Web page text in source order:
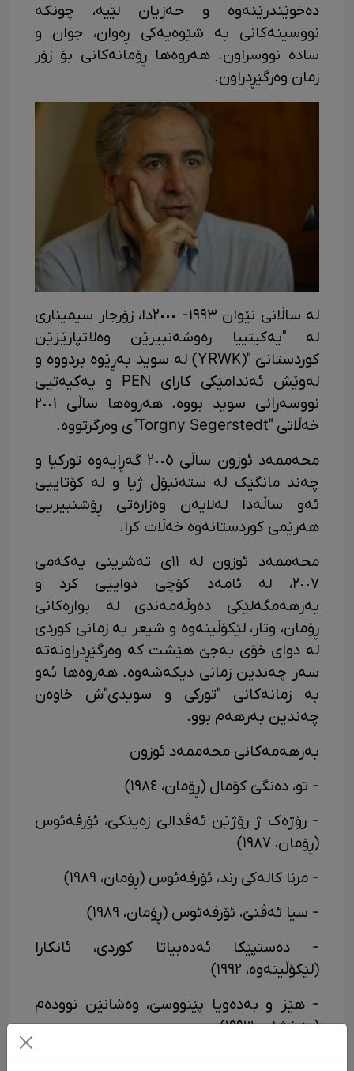
دەخوێندرێنەوە و حەزیان لێیە، چونکە
نووسینەکانی بە شێوەیەکی ڕەوان، جوان و
سادە نووسراون. هەروەها ڕۆمانەکانی بۆ زۆر
زمان وەرگێڕدراون.
لە ساڵانی نێوان ١٩٩٣- ٢٠٠٠دا، زۆرجار سیمیناری
لە "یەکیتییا رەوشەنبیرێن وەلاتپارێزێن
کوردستانێ "(YRWK) لە سوید بەڕێوە بردووە و
لەوێش ئەندامێکی کارای PEN و یەکیەتیی
نووسەرانی سوید بووە. هەروەها ساڵی ٢٠٠١
خەڵاتی "Torgny Segerstedt"ی وەرگرتووە.
محەممەد ئوزون ساڵی ٢٠٠٥ گەڕایەوە تورکیا و
چەند مانگێک لە ستەنبۆڵ ژیا و لە کۆتاییی
ئەو ساڵەدا لەلایەن وەزارەتی ڕۆشنبیریی
هەرێمی کوردستانەوە خەڵات کرا.
محەممەد ئوزون لە ١١ی تەشرینی یەکەمی
٢٠٠٧، لە ئامەد کۆچی دواییی کرد و
بەرهەمگەلێکی دەوڵەمەندی لە بوارەکانی
ڕۆمان، وتار، لێکۆڵینەوە و شیعر بە زمانی کوردی
لە دوای خۆی بەجێ هێشت کە وەرگێڕدراونەتە
سەر چەندین زمانی دیکەشەوە. هەروەها ئەو
بە زمانەکانی "تورکی و سویدی"ش خاوەن
چەندین بەرهەم بوو.
بەرهەمەکانی محەممەد ئوزون
- تو، دەنگێ کۆمال (ڕۆمان، ١٩٨٤)
- رۆژەک ژ رۆژێن ئەڤدالێ زەینکێ، ئۆرفەئوس
(ڕۆمان، ١٩٨٧)
- مرنا کالەکی رند، ئۆرفەئوس (ڕۆمان، ١٩٨٩)
- سیا ئەڤنێ، ئۆرفەئوس (ڕۆمان، ١٩٨٩)
- دەستپێکا ئەدەبیاتا کوردی، ئانکارا
(لێکۆڵینەوە، ١٩٩٢)
- هێز و بەدەویا پێنووسێ، وەشانێن نوودەم
(پەخشان، ١٩٩٣)
- ئانتۆلۆژیا ئەدەبیاتا کوردی، ٢ جلد، Tüm